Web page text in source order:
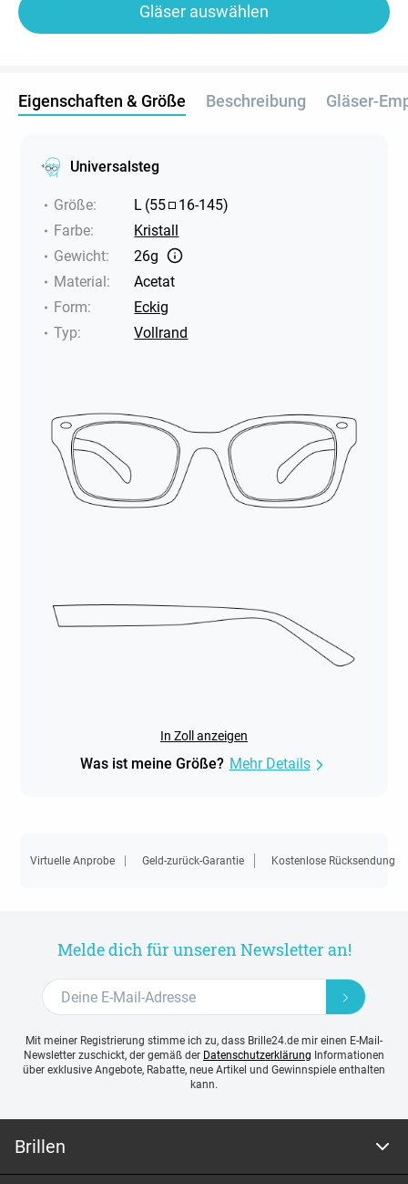
Gläser auswählen
Eigenschaften & Größe Beschreibung Gläser-
Universalsteg
Größe: L (55 16-145)
Farbe:
Kristall
Gewicht:
26g
Material:
Acetat
Form:
Eckig
Typ: Vollrand
In Zoll anzeigen
Was ist meine Größe? Mehr Details
Virtuelle Anprobe Geld-zurück-Garantie Kostenlose Rücksendung
Melde dich für unseren Newsletter an!
Mit meiner Registrierung stimme ich zu, dass Brille24.de mir einen E-Mail-
Newsletter zuschickt, der gemäß der Datenschutzerklärung Informationen
über exklusive Angebote, Rabatte, neue Artikel und Gewinnspiele enthalten
kann.
Brillen